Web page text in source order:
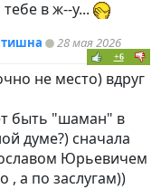
в ж--у...
28 мая 2026
+6
не место) вдруг
быть "шаман" в
думе?) сначала
Юрьевичем
, а по заслугам))